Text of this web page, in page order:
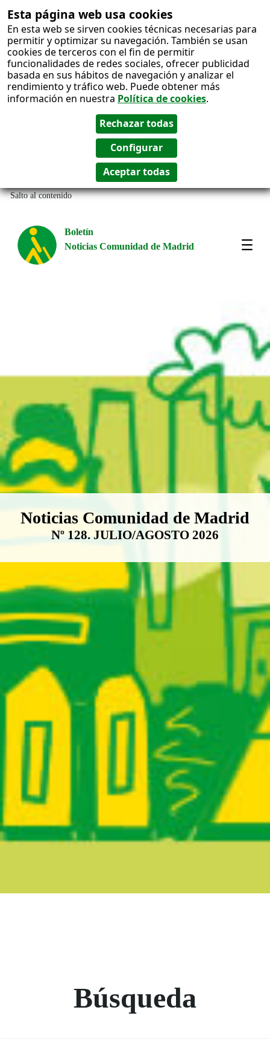
Esta página web usa cookies
En esta web se sirven cookies técnicas necesarias para
permitir y optimizar su navegación. También se usan
cookies de terceros con el fin de permitir
funcionalidades de redes sociales, ofrecer publicidad
basada en sus hábitos de navegación y analizar el
rendimiento y tráfico web. Puede obtener más
información en nuestra Política de cookies.
Salto al contenido
Boletín
Noticias Comunidad de Madrid
Boletín Noticias Comunidad de
Noticias Comunidad de Madrid
Nº 128. JULIO/AGOSTO 2026
Búsqueda